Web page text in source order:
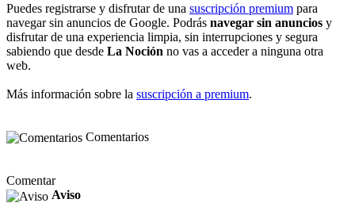
Puedes registrarse y disfrutar de una suscripción premium para
navegar sin anuncios de Google. Podrás navegar sin anuncios y
disfrutar de una experiencia limpia, sin interrupciones y segura
sabiendo que desde La Noción no vas a acceder a ninguna otra
web.
Más información sobre la suscripción a premium.
Comentarios
Comentar
Aviso